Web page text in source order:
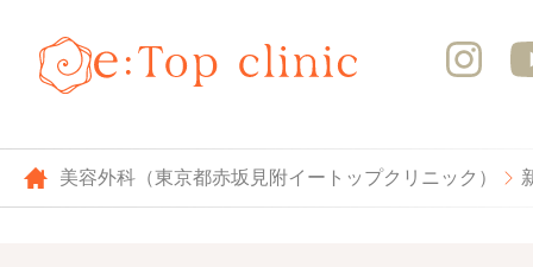
美容外科（東京都赤坂見附イートップクリニック）